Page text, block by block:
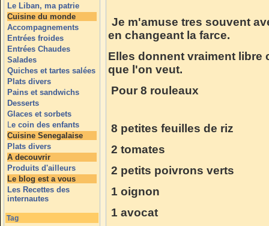
Le Liban, ma patrie
Cuisine du monde
Accompagnements
Entrées froides
Entrées Chaudes
Salades
Quiches et tartes salées
Plats divers
Pains et sandwichs
Desserts
Glaces et sorbets
Le coin des enfants
Cuisine Senegalaise
Plats divers
A decouvrir
Produits d'ailleurs
Le blog est a vous
Les Recettes des
internautes
Tag
Je m'amuse tres souvent
en changeant la farce.
Elles donnent vraiment libre
que l'on veut.
Pour 8 rouleaux
8 petites feuilles de riz
2 tomates
2 petits poivrons verts
1 oignon
1 avocat